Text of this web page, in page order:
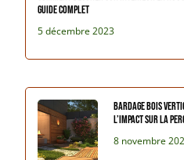
guide complet
5 décembre 2023
Bardage Bois
L’impact sur la
8 novembre